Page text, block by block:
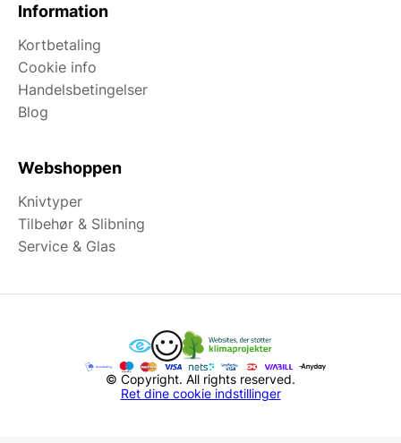
Information
Kortbetaling
Cookie info
Handelsbetingelser
Blog
Webshoppen
Knivtyper
Tilbehør & Slibning
Service & Glas
© Copyright. All rights reserved.
Ret dine cookie indstillinger